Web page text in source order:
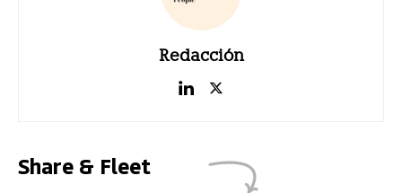
Redacción
Share & Fleet